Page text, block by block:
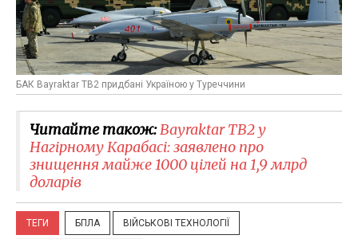
БАК Bayraktar TB2 придбані Україною у Туреччини
Читайте також:Bayraktar TB2 у
Нагірному Карабасі: заявлено про
знищення майже 1000 цілей на 1,9 млрд
доларів
ТЕГИ БПЛА ВІЙСЬКОВІ ТЕХНОЛОГІЇ